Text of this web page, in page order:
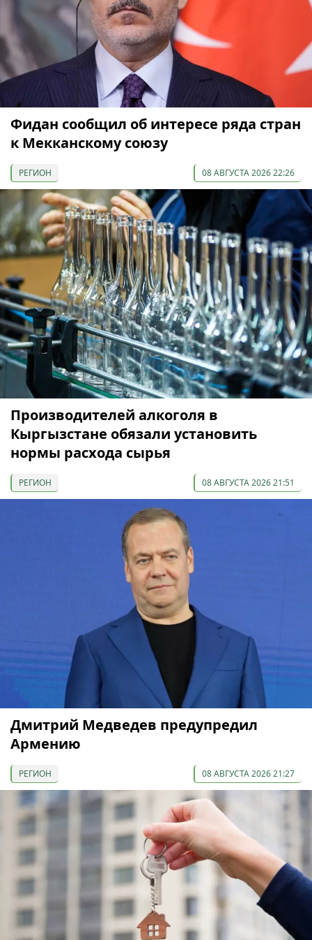
Фидан сообщил об интересе ряда стран
к Мекканскому союзу
РЕГИОН 08 АВГУСТА 2026 22:26
Производителей алкоголя в
Кыргызстане обязали установить
нормы расхода сырья
РЕГИОН 08 АВГУСТА 2026 21:51
Дмитрий Медведев предупредил
Армению
РЕГИОН 08 АВГУСТА 2026 21:27